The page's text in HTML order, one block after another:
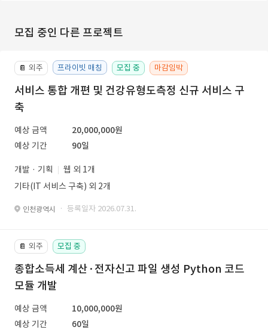
모집 중인 다른 프로젝트
📔 외주 프라이빗 매칭 모집 중 마감임박
서비스 통합 개편 및 건강유형도측정 신규 서비스 구
축
예상 금액
20,000,000원
예상 기간
90일
개발 · 기획
웹 외 1개
기타(IT 서비스 구축) 외 2개
인천광역시 · 등록일자 2026.07.31.
📔 외주 모집 중
종합소득세 계산·전자신고 파일 생성 Python 코드
모듈 개발
예상 금액
10,000,000원
예상 기간
60일